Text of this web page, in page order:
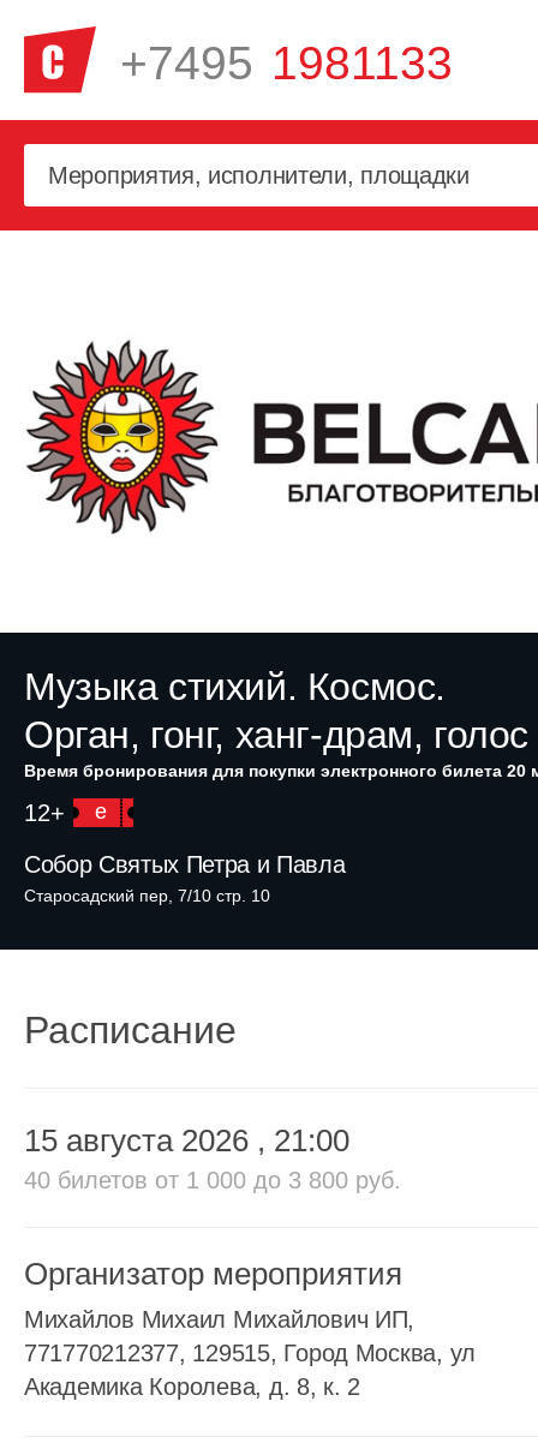
+7495 1981133
Музыка стихий. Космос.
Орган, гонг, ханг-драм, голос
Время бронирования для покупки электронного билета 20
12+ e
Собор Святых Петра и Павла
Старосадский пер, 7/10 стр. 10
Расписание
15 августа 2026 , 21:00
40 билетов от 1 000 до 3 800 руб.
Организатор мероприятия
Михайлов Михаил Михайлович ИП,
771770212377, 129515, Город Москва, ул
Академика Королева, д. 8, к. 2